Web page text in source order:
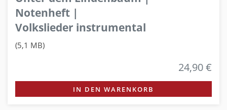
Notenheft |
Volkslieder instrumental
(5,1 MB)
24,90 €
IN DEN WARENKORB